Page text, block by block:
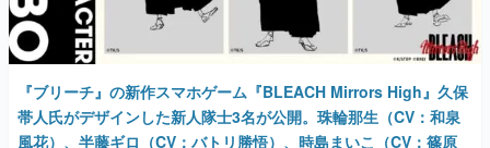
『ブリーチ』の新作スマホゲーム『BLEACH Mirrors High』久保
帯人氏がデザインした新人隊士3名が公開。珠輪那生（CV：和泉
風花）、半藤ギロ（CV：バトリ勝悟）、時島まいこ（CV：篠原